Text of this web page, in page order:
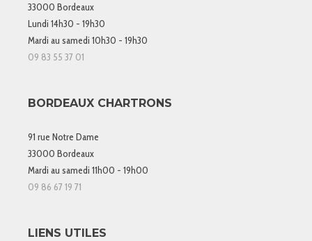
33000 Bordeaux
Lundi 14h30 - 19h30
Mardi au samedi 10h30 - 19h30
09 83 55 37 01
BORDEAUX CHARTRONS
91 rue Notre Dame
33000 Bordeaux
Mardi au samedi 11h00 - 19h00
09 86 67 19 71
LIENS UTILES